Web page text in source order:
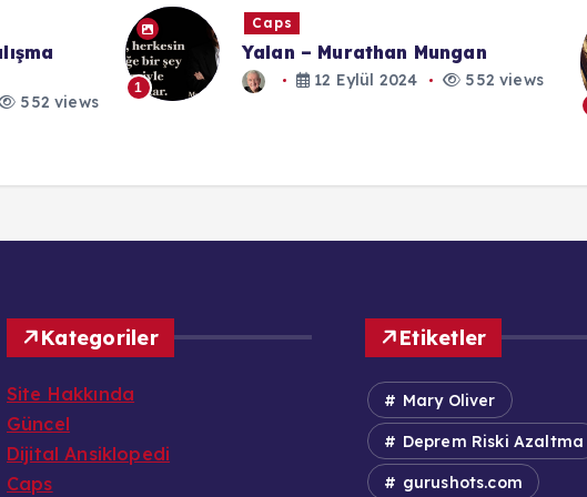
Caps
Yalan – Murathan Mungan
12 Eylül 2024 552 views
Kategoriler
Site Hakkında
Güncel
Dijital Ansiklopedi
Caps
Etiketler
Mary Oliver
Deprem Riski Azaltma
gurushots.com